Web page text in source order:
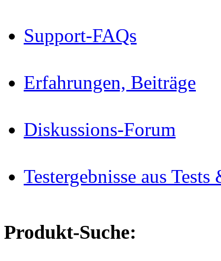
Support-FAQs
Erfahrungen, Beiträge
Diskussions-Forum
Testergebnisse aus
Produkt-Suche: